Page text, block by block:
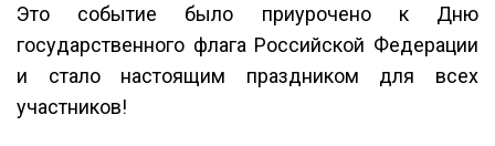
Это событие было приурочено к Дню
государственного флага Российской Федерации
и стало настоящим праздником для всех
участников!